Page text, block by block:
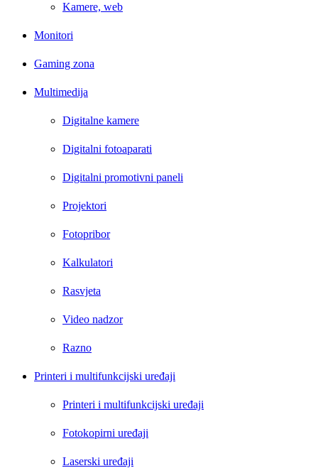
Kamere, web
Monitori
Gaming zona
Multimedija
Digitalne kamere
Digitalni fotoaparati
Digitalni promotivni paneli
Projektori
Fotopribor
Kalkulatori
Rasvjeta
Video nadzor
Razno
Printeri i multifunkcijski uređaji
Printeri i multifunkcijski uređaji
Fotokopirni uređaji
Laserski uređaji